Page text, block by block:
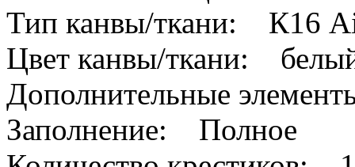
Тип канвы/ткани: К16
Цвет канвы/ткани:
Дополнительные
Заполнение: Полное